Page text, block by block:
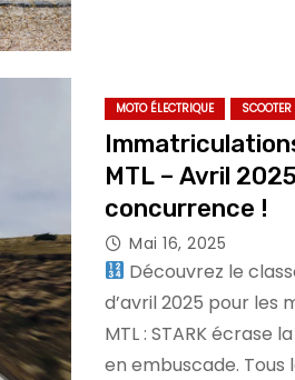
MOTO ÉLECTRIQUE
MTL – Avril
concurrence !
Mai 16, 2025
Découvrez le
d’avril 2025 pour les
MTL : STARK écrase
en embuscade.